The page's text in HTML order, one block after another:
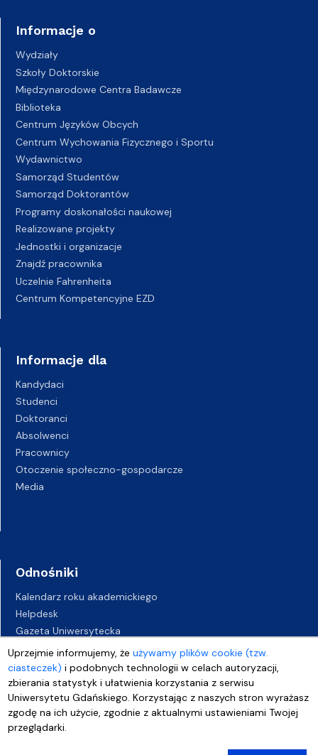
Uprzejmie informujemy, żeużywamy plików cookie (tzw.
ciasteczek) i podobnych technologii w celach autoryzacji,
zbierania statystyk i ułatwienia korzystania z serwisu
Uniwersytetu Gdańskiego. Korzystając z naszych stron wyrażasz
zgodę na ich użycie, zgodnie z aktualnymi ustawieniami Twojej
przeglądarki.
Informacje o
Wydziały
Szkoły Doktorskie
Międzynarodowe Centra Badawcze
Biblioteka
Centrum Języków Obcych
Centrum Wychowania Fizycznego i Sportu
Wydawnictwo
Samorząd Studentów
Samorząd Doktorantów
Programy doskonałości naukowej
Realizowane projekty
Jednostki i organizacje
Znajdź pracownika
Uczelnie Fahrenheita
Centrum Kompetencyjne EZD
Informacje dla
Kandydaci
Studenci
Doktoranci
Absolwenci
Pracownicy
Otoczenie społeczno-gospodarcze
Media
Odnośniki
Kalendarz roku akademickiego
Helpdesk
Gazeta Uniwersytecka
Kampusy UG
Biuro Karier UG
Oferty pracy
Deklaracja dostępności